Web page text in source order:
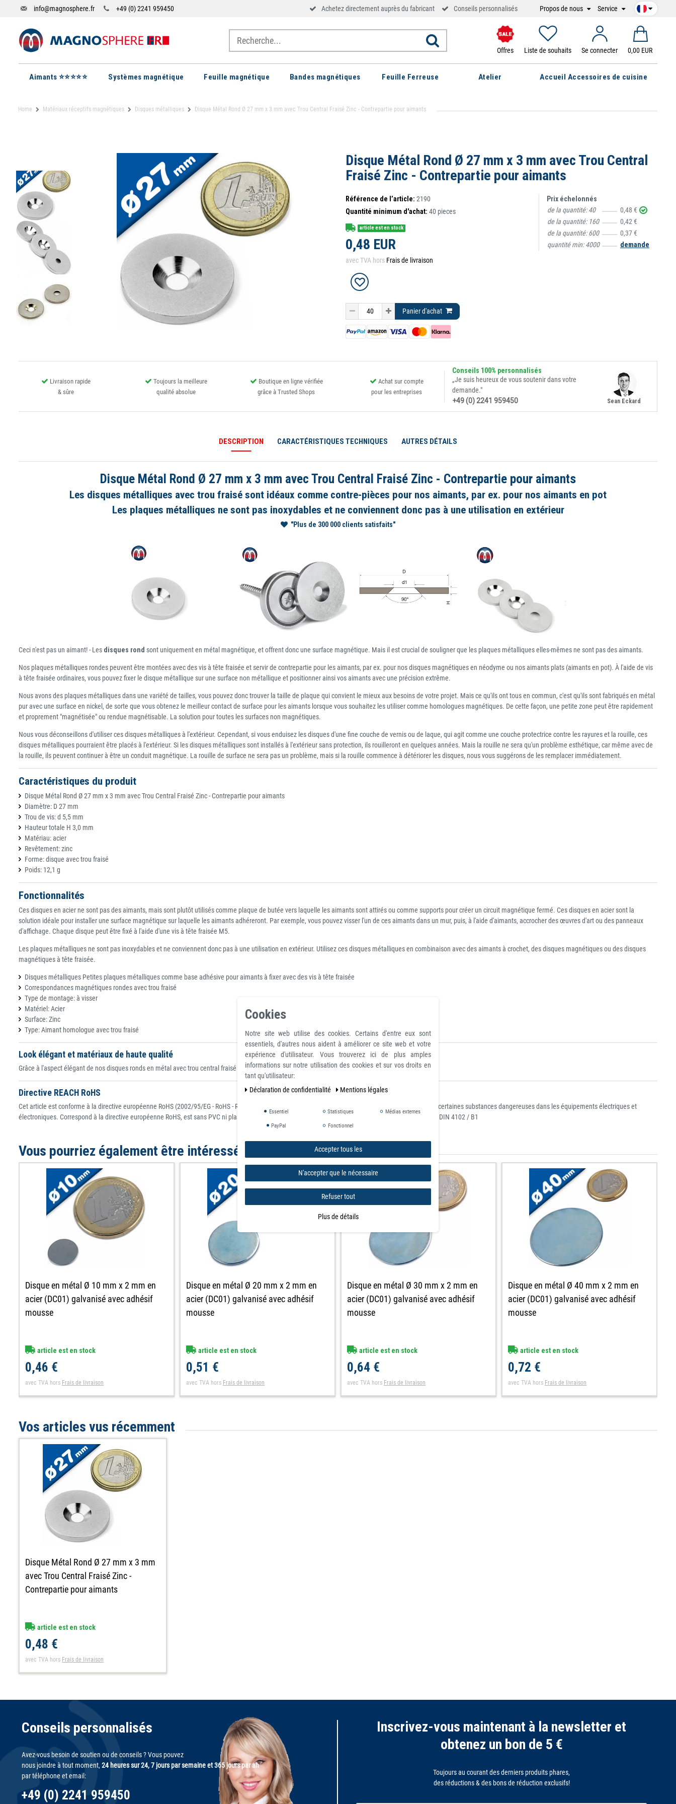
info@magnosphere.fr +49 (0) 2241 959450 Achetez directement auprès du fabricant Conseils personnalisés Propos de nous Service
Offres Liste de souhaits Se connecter 0,00 EUR
Aimants ⭐⭐⭐⭐⭐ Systèmes magnétique Feuille magnétique Bandes magnétiques Feuille Ferreuse Atelier Accueil Accessoires de cuisine
Home Matériaux réceptifs magnétiques Disques métalliques Disque Métal Rond Ø 27 mm x 3 mm avec Trou Central Fraisé Zinc - Contrepartie pour aimants
Disque Métal Rond Ø 27 mm x 3 mm avec Trou Central
Fraisé Zinc - Contrepartie pour aimants
Référence de l’article: 2190
Quantité minimum d'achat: 40 pieces
article est en stock
0,48 EUR
avec TVA hors Frais de livraison
Prix échelonnés
de la quantité:40
0,48 €
de la quantité: 160
0,42 €
de la quantité:600
0,37 €
quantité min:4000 demande
Panier d'achat
Livraison rapide
& sûre
Toujours la meilleure
qualité absolue
Boutique en ligne vérifiée
grâce à Trusted Shops
Achat sur compte
pour les entreprises
Conseils 100% personnalisés
„Je suis heureux de vous soutenir dans votre
demande."
+49 (0) 2241 959450
Sean Eckard
DESCRIPTION CARACTÉRISTIQUES TECHNIQUES AUTRES DÉTAILS
Disque Métal Rond Ø 27 mm x 3 mm avec Trou Central Fraisé Zinc - Contrepartie pour aimants
Les disques métalliques avec trou fraisé sont idéaux comme contre-pièces pour nos aimants, par ex. pour nos aimants en pot
Les plaques métalliques ne sont pas inoxydables et ne conviennent donc pas à une utilisation en extérieur
"Plus de 300 000 clients satisfaits"
Ceci n'est pas un aimant! - Les disques rond sont uniquement en métal magnétique, et offrent donc une surface magnétique. Mais il est crucial de souligner que les plaques métalliques elles-mêmes ne sont pas des aimants.
Nos plaques métalliques rondes peuvent être montées avec des vis à tête fraisée et servir de contrepartie pour les aimants, par ex. pour nos disques magnétiques en néodyme ou nos aimants plats (aimants en pot). À l'aide de vis
à tête fraisée ordinaires, vous pouvez fixer le disque métallique sur une surface non métallique et positionner ainsi vos aimants avec une précision extrême.
Nous avons des plaques métalliques dans une variété de tailles, vous pouvez donc trouver la taille de plaque qui convient le mieux aux besoins de votre projet. Mais ce qu'ils ont tous en commun, c'est qu'ils sont fabriqués en métal
pur avec une surface en nickel, de sorte que vous obtenez le meilleur contact de surface pour les aimants lorsque vous souhaitez les utiliser comme homologues magnétiques. De cette façon, une petite zone peut être rapidement
et proprement "magnétisée" ou rendue magnétisable. La solution pour toutes les surfaces non magnétiques.
Nous vous déconseillons d'utiliser ces disques métalliques à l'extérieur. Cependant, si vous enduisez les disques d'une fine couche de vernis ou de laque, qui agit comme une couche protectrice contre les rayures et la rouille, ces
disques métalliques pourraient être placés à l'extérieur. Si les disques métalliques sont installés à l'extérieur sans protection, ils rouilleront en quelques années. Mais la rouille ne sera qu'un problème esthétique, car même avec de
la rouille, ils peuvent continuer à être un conduit magnétique. La rouille de surface ne sera pas un problème, mais si la rouille commence à détériorer les disques, nous vous suggérons de les remplacer immédiatement.
Caractéristiques du produit
Disque Métal Rond Ø 27 mm x 3 mm avec Trou Central Fraisé Zinc - Contrepartie pour aimants
Diamètre: D 27 mm
Trou de vis: d 5,5 mm
Hauteur totale H 3,0 mm
Matériau: acier
Revêtement: zinc
Forme: disque avec trou fraisé
Poids: 12,1 g
Fonctionnalités
Ces disques en acier ne sont pas des aimants, mais sont plutôt utilisés comme plaque de butée vers laquelle les aimants sont attirés ou comme supports pour créer un circuit magnétique fermé. Ces disques en acier sont la
solution idéale pour installer une surface magnétique sur laquelle les aimants adhéreront. Par exemple, vous pouvez visser l'un de ces aimants dans un mur, puis, à l'aide d'aimants, accrocher des œuvres d'art ou des panneaux
d'affichage. Chaque disque peut être fixé à l'aide d'une vis à tête fraisée M5.
Les plaques métalliques ne sont pas inoxydables et ne conviennent donc pas à une utilisation en extérieur. Utilisez ces disques métalliques en combinaison avec des aimants à crochet, des disques magnétiques ou des disques
magnétiques à tête fraisée.
Disques métalliques Petites plaques métalliques comme base adhésive pour aimants à fixer avec des vis à tête fraisée
Correspondances magnétiques rondes avec trou fraisé
Type de montage: à visser
Matériel: Acier
Surface: Zinc
Type: Aimant homologue avec trou fraisé
Look élégant et matériaux de haute qualité
Grâce à l'aspect élégant de nos disques ronds en métal avec trou central fraisé en tôle d'acier, ils peuvent être placés là où ils sont clairement visibles.
Directive REACH RoHS
Cet article est conforme à la directive européenne RoHS (2002/95/EG - RoHS - Restriction of Hazardous Substances) pour la restriction de l'utilisation de certaines substances dangereuses dans les équipements électriques et
électroniques. Correspond à la directive européenne RoHS, est sans PVC ni plastifiant et conforme à REACH - classé selon la norme allemande ignifuge DIN 4102 / B1
Vous pourriez également être intéressé par
Disque en métal Ø 10 mm x 2 mm en
acier (DC01) galvanisé avec adhésif
mousse
article est en stock
0,46 €
avec TVA hors Frais de livraison
Disque en métal Ø 20 mm x 2 mm en
acier (DC01) galvanisé avec adhésif
mousse
article est en stock
0,51 €
avec TVA hors Frais de livraison
Disque en métal Ø 30 mm x 2 mm en
acier (DC01) galvanisé avec adhésif
mousse
article est en stock
0,64 €
avec TVA hors Frais de livraison
Disque en métal Ø 40 mm x 2 mm en
acier (DC01) galvanisé avec adhésif
mousse
article est en stock
0,72 €
avec TVA hors Frais de livraison
Vos articles vus récemment
Disque Métal Rond Ø 27 mm x 3 mm
avec Trou Central Fraisé Zinc -
Contrepartie pour aimants
article est en stock
0,48 €
avec TVA hors Frais de livraison
Conseils personnalisés
Avez-vous besoin de soutien ou de conseils ? Vous pouvez
nous joindre à tout moment, 24 heures sur 24, 7 jours par semaine et 365 jours par an
par téléphone et email:
+49 (0) 2241 959450
Inscrivez-vous maintenant à la newsletter et
obtenez un bon de 5 €
Toujours au courant des derniers produits phares,
des réductions & des bons de réduction exclusifs!
Cookies
Notre site web utilise des cookies. Certains d'entre eux sont
essentiels, d'autres nous aident à améliorer ce site web et votre
expérience d'utilisateur. Vous trouverez ici de plus amples
informations sur notre utilisation des cookies et sur vos droits en
tant qu'utilisateur:
Déclaration de confidentialité
Mentions légales
Essentiel Statistiques Médias externes
PayPal Fonctionnel
Accepter tous les
N'accepter que le nécessaire
Refuser tout
Plus de détails